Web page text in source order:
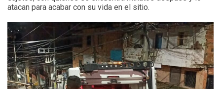
atacan para acabar con su vida en el sitio.